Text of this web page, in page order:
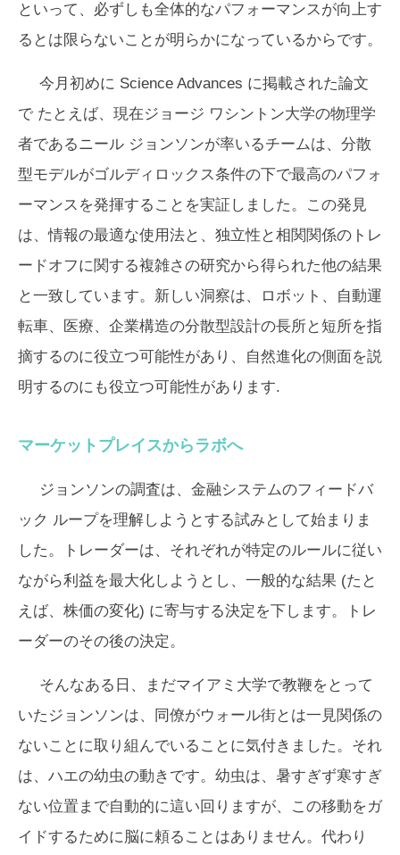
といって、必ずしも全体的なパフォーマンスが向上す
るとは限らないことが明らかになっているからです。
今月初めに Science Advances に掲載された論文
で たとえば、現在ジョージ ワシントン大学の物理学
者であるニール ジョンソンが率いるチームは、分散
型モデルがゴルディロックス条件の下で最高のパフォ
ーマンスを発揮することを実証しました。この発見
は、情報の最適な使用法と、独立性と相関関係のトレ
ードオフに関する複雑さの研究から得られた他の結果
と一致しています。新しい洞察は、ロボット、自動運
転車、医療、企業構造の分散型設計の長所と短所を指
摘するのに役立つ可能性があり、自然進化の側面を説
明するのにも役立つ可能性があります.
マーケットプレイスからラボへ
ジョンソンの調査は、金融システムのフィードバ
ック ループを理解しようとする試みとして始まりま
した。トレーダーは、それぞれが特定のルールに従い
ながら利益を最大化しようとし、一般的な結果 (たと
えば、株価の変化) に寄与する決定を下します。トレ
ーダーのその後の決定。
そんなある日、まだマイアミ大学で教鞭をとって
いたジョンソンは、同僚がウォール街とは一見関係の
ないことに取り組んでいることに気付きました。それ
は、ハエの幼虫の動きです。幼虫は、暑すぎず寒すぎ
ない位置まで自動的に這い回りますが、この移動をガ
イドするために脳に頼ることはありません。代わり